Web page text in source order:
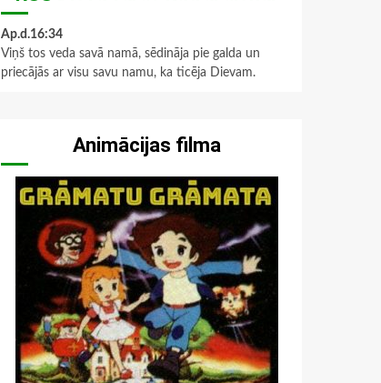
Ap.d.16:34
Viņš tos veda savā namā, sēdināja pie galda un
priecājās ar visu savu namu, ka ticēja Dievam.
Animācijas filma